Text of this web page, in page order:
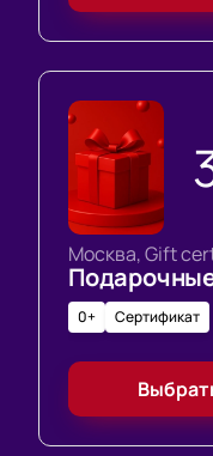
Москва, Gift
0+ Сертификат